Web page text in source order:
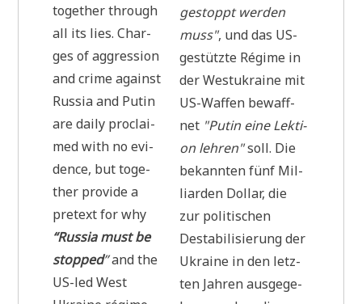
tog­e­ther through
all its lies. Char­
ges of aggres­si­on
and crime against
Rus­sia and Putin
are dai­ly pro­clai­
med with no evi­
dence, but tog­e­
ther pro­vi­de a
pre­text for why
“Rus­sia must be
stop­ped”and the
US-led West
gestoppt wer­den
muss", und das US-
gestütz­te Régime in
der West­ukrai­ne mit
US-Waf­fen bewaff­
net "Putin eine Lek­ti­
on leh­ren"soll. Die
bekann­ten fünf Mil­
li­ar­den Dol­lar, die
zur poli­ti­schen
Desta­bi­li­sie­rung der
Ukrai­ne in den letz­
ten Jah­ren aus­ge­ge­